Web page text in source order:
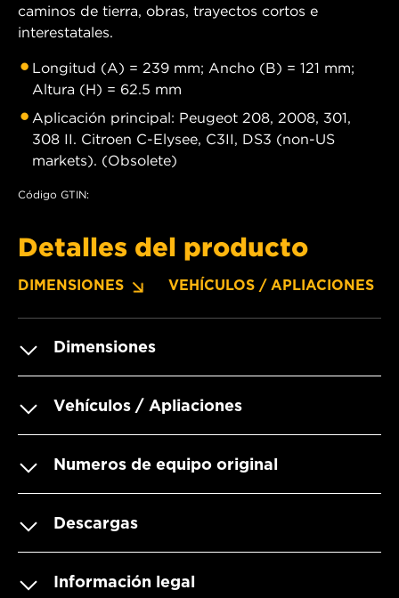
caminos de tierra, obras, trayectos cortos e
interestatales.
Longitud (A) = 239 mm; Ancho (B) = 121 mm;
Altura (H) = 62.5 mm
Aplicación principal: Peugeot 208, 2008, 301,
308 II. Citroen C-Elysee, C3II, DS3 (non-US
markets). (Obsolete)
Código GTIN:
Detalles del producto
DIMENSIONES VEHÍCULOS / APLIACIONES
Dimensiones
Vehículos / Apliaciones
Numeros de equipo original
Descargas
Información legal